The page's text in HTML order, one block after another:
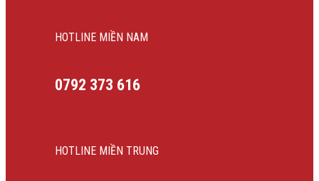
HOTLINE MIỀN NAM
0792 373 616
HOTLINE MIỀN TRUNG